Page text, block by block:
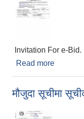
Invitation For e-Bid.
Read more
मौजुदा सूचीमा